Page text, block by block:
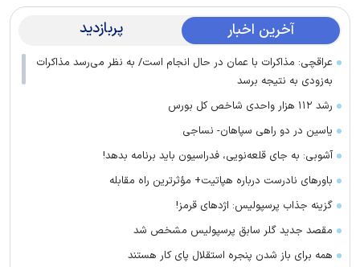
آخرین اخبار پربازدید
عراقچی: مذاکرات با عمان در حال انجام است/ به نظر می‌رسد مذاکرات
به‌زودی به نتیجه برسد
رشد ۱۱۲ هزار واحدی شاخص کل بورس
یاسین در دو راهی سپاهان- نساجی
آشوبی: به جای قلعه‌نویی، فدراسیون باید برنامه بدهد!
باور‌های نادرست درباره هپاتیت+ مؤثرترین راه مقابله
گزینه جذاب پرسپولیس: اژد‌های قرمز!
مقصد جدید گلر سابق پرسپولیس مشخص شد
همه برای باز شدن پنجره استقلال پای کار هستند